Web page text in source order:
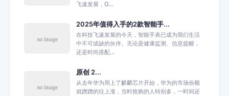
飞速发展，O...
2025年值得入手的2款智能手...
在科技飞速发展的今天，智能手表已成为我们生活
中不可或缺的伙伴。无论是健康监测、信息提醒，
还是时尚搭配...
原创 2...
从去年华为用上了麒麟芯片开始，华为的市场份额
就蹭蹭的往上涨，当时抢购的人特别多，一时间还